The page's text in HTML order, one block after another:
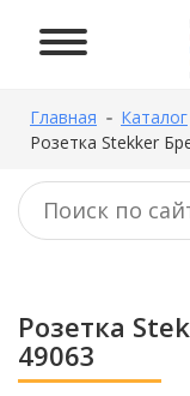
Главная Каталог
Розетка Stekker
Розетка
49063